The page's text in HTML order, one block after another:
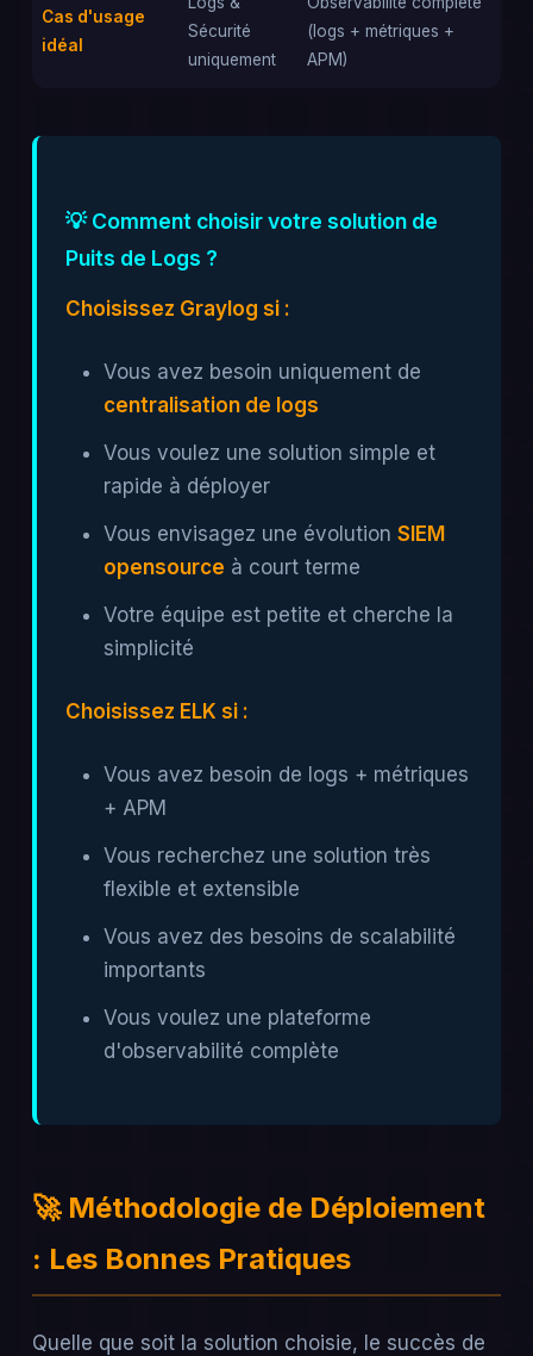
Cas d'usage
idéal
Sécurité
uniquement
(logs + métriques +
APM)
💡 Comment choisir votre solution de
Puits de Logs ?
Choisissez Graylog si :
Vous avez besoin uniquement de
centralisation de logs
Vous voulez une solution simple et
rapide à déployer
Vous envisagez une évolution SIEM
opensource à court terme
Votre équipe est petite et cherche la
simplicité
Choisissez ELK si :
Vous avez besoin de logs + métriques
+ APM
Vous recherchez une solution très
flexible et extensible
Vous avez des besoins de scalabilité
importants
Vous voulez une plateforme
d'observabilité complète
🚀 Méthodologie de Déploiement
: Les Bonnes Pratiques
Quelle que soit la solution choisie, le succès de